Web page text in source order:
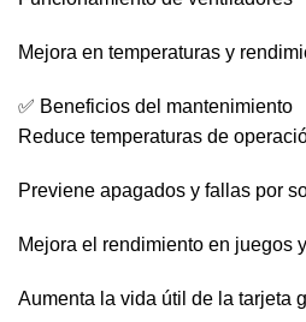
Mejora en temperaturas y
✅ Beneficios del mantenimiento
Reduce temperaturas de
Previene apagados y fallas por
Mejora el rendimiento en juegos
Aumenta la vida útil de la tarjeta